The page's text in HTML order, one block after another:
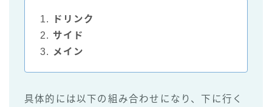
1.
ドリンク
2. サイド
3. メイン
具体的には以下の組み合わせになり、下に行く